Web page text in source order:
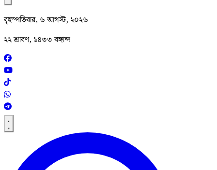
বৃহস্পতিবার, ৬ আগস্ট, ২০২৬
২২ শ্রাবণ, ১৪৩৩ বঙ্গাব্দ